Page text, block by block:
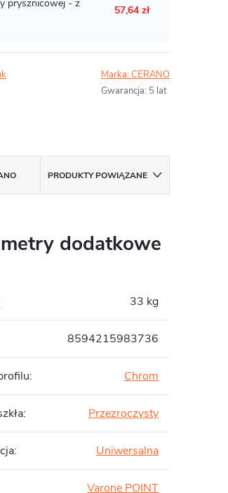
Marka:CERANO
Gwarancja: 5 lat
PRODUKTY POWIĄZANE
dodatkowe
33 kg
8594215983736
: Chrom
: Przezroczysty
: Uniwersalna
Varone POINT